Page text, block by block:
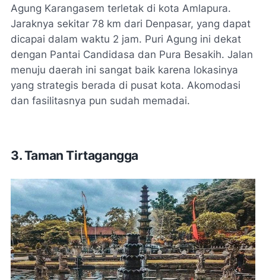
Agung Karangasem terletak di kota Amlapura.
Jaraknya sekitar 78 km dari Denpasar, yang dapat
dicapai dalam waktu 2 jam. Puri Agung ini dekat
dengan Pantai Candidasa dan Pura Besakih. Jalan
menuju daerah ini sangat baik karena lokasinya
yang strategis berada di pusat kota. Akomodasi
dan fasilitasnya pun sudah memadai.
3. Taman Tirtagangga